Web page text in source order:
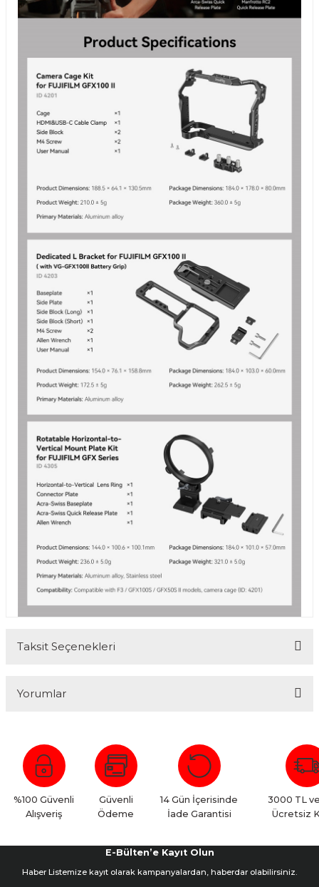
Taksit Seçenekleri
Yorumlar
Bu ürüne ilk yorumu siz yapın!
Yorum Yaz
%100 Güvenli
Alışveriş
Güvenli
Ödeme
14 Gün İçerisinde
İade Garantisi
3000 TL
Ücretsiz
E-Bülten’e Kayıt Olun
Haber Listemize kayıt olarak kampanyalardan, haberdar olabilirsiniz.